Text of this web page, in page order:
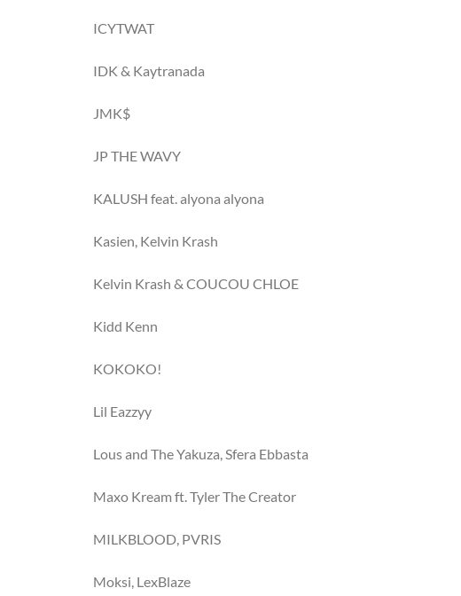
ICYTWAT
IDK & Kaytranada
JMK$
JP THE WAVY
KALUSH feat. alyona alyona
Kasien, Kelvin Krash
Kelvin Krash & COUCOU CHLOE
Kidd Kenn
KOKOKO!
Lil Eazzyy
Lous and The Yakuza, Sfera Ebbasta
Maxo Kream ft. Tyler The Creator
MILKBLOOD, PVRIS
Moksi, LexBlaze